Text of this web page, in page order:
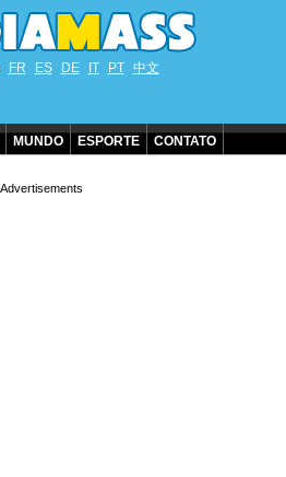
FR ES DE IT PT 中文
MUNDO ESPORTE CONTATO